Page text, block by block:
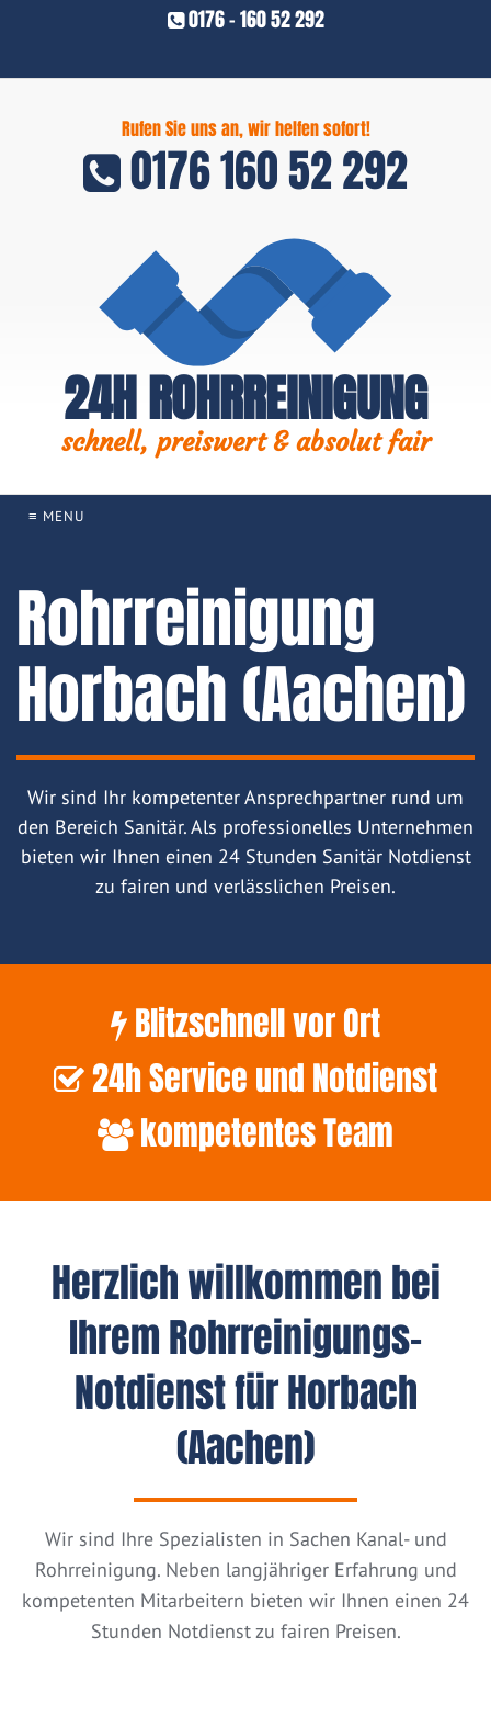
0176 - 160 52 292
Rufen Sie uns an, wir helfen sofort!
0176 160 52 292
24H ROHRREINIGUNG
schnell, preiswert & absolut fair
≡ MENU
Rohrreinigung
Horbach (Aachen)
Wir sind Ihr kompetenter Ansprechpartner rund um
den Bereich Sanitär. Als professionelles Unternehmen
bieten wir Ihnen einen 24 Stunden Sanitär Notdienst
zu fairen und verlässlichen Preisen.
Blitzschnell vor Ort
24h Service und Notdienst
kompetentes Team
Herzlich willkommen bei
Ihrem Rohrreinigungs-
Notdienst für Horbach
(Aachen)
Wir sind Ihre Spezialisten in Sachen Kanal- und
Rohrreinigung. Neben langjähriger Erfahrung und
kompetenten Mitarbeitern bieten wir Ihnen einen 24
Stunden Notdienst zu fairen Preisen.